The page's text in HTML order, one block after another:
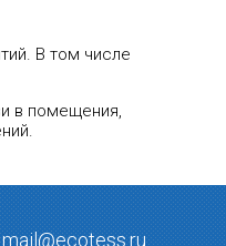
В том числе
в помещения,
mail@ecotess.ru